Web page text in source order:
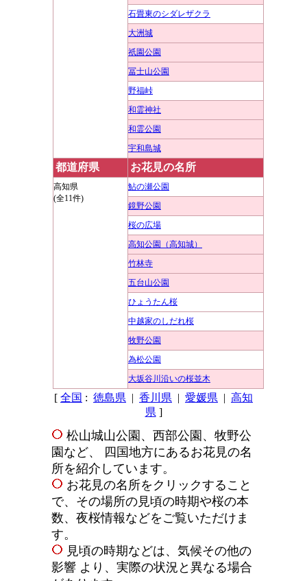
石畳東のシダレザクラ
大洲城
祇園公園
冨士山公園
野福峠
和霊神社
和霊公園
宇和島城
都道府県 お花見の名所
高知県
(全11件)
鮎の瀬公園
鏡野公園
桜の広場
高知公園（高知城）
竹林寺
五台山公園
ひょうたん桜
中越家のしだれ桜
牧野公園
為松公園
大坂谷川沿いの桜並木
[ 全国 : 徳島県 | 香川県 | 愛媛県 | 高知
県 ]
松山城山公園、西部公園、牧野公
園など、 四国地方にあるお花見の名
所を紹介しています。
お花見の名所をクリックすること
で、その場所の見頃の時期や桜の本
数、夜桜情報などをご覧いただけま
す。
見頃の時期などは、気候その他の
影響 より、実際の状況と異なる場合